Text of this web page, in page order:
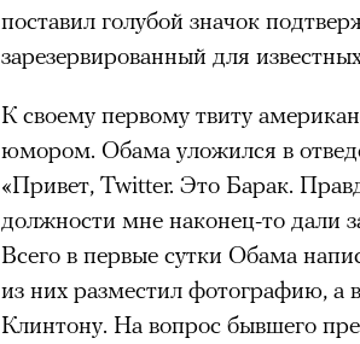
поставил голубой значок
зарезервированный для
К своему первому твиту
юмором. Обама уложился в
«Привет, Twitter. Это Барак.
должности мне наконец-то дали
Всего в первые сутки Обама
из них разместил фотографию, а
Клинтону. На вопрос бывшего